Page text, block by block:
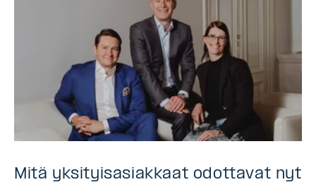
Mitä yksityisasiakkaat odottavat nyt